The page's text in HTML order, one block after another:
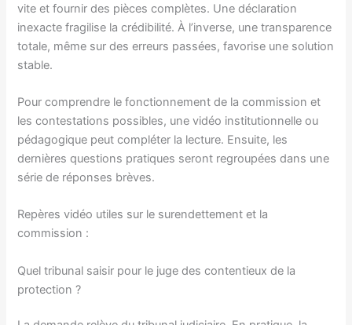
vite et fournir des pièces complètes. Une déclaration
inexacte fragilise la crédibilité. À l’inverse, une transparence
totale, même sur des erreurs passées, favorise une solution
stable.
Pour comprendre le fonctionnement de la commission et
les contestations possibles, une vidéo institutionnelle ou
pédagogique peut compléter la lecture. Ensuite, les
dernières questions pratiques seront regroupées dans une
série de réponses brèves.
Repères vidéo utiles sur le surendettement et la
commission :
Quel tribunal saisir pour le juge des contentieux de la
protection ?